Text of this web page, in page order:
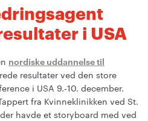
i USA
nordiske uddannelse til
resultater ved den store
i USA 9.-10. december.
fra Kvinneklinikken ved St.
havde et storyboard med ved